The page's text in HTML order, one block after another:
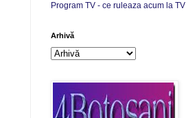
Program TV - ce ruleaza acum la TV
Arhivă